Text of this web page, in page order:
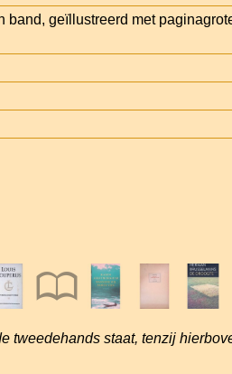
band, geïllustreerd met
tweedehands staat, tenzij